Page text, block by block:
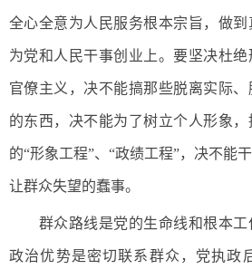
全心全意为人民服务根本宗旨，做
为党和人民干事创业上。要坚决杜绝
官僚主义，决不能搞那些脱离实际
的东西，决不能为了树立个人形象
的“形象工程”、“政绩工程”，决不能
让群众失望的蠢事。
群众路线是党的生命线和根本工
政治优势是密切联系群众，党执政